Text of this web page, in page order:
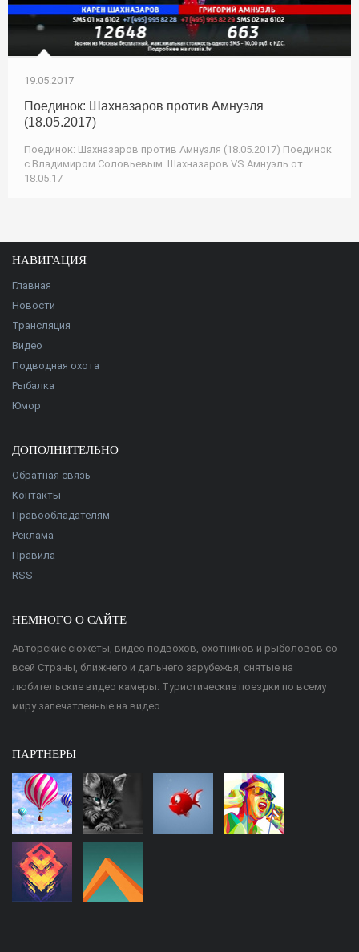
19.05.2017
Поединок: Шахназаров против Амнуэля
(18.05.2017)
Поединок: Шахназаров против Амнуэля (18.05.2017) Поединок
с Владимиром Соловьевым. Шахназаров VS Амнуэль от
18.05.17
НАВИГАЦИЯ
Главная
Новости
Трансляция
Видео
Подводная охота
Рыбалка
Юмор
ДОПОЛНИТЕЛЬНО
Обратная связь
Контакты
Правообладателям
Реклама
Правила
RSS
НЕМНОГО О САЙТЕ
Авторские сюжеты, видео подвохов, охотников и рыболовов со
всей Страны, ближнего и дальнего зарубежья, снятые на
любительские видео камеры. Туристические поездки по всему
миру запечатленные на видео.
ПАРТНЕРЫ